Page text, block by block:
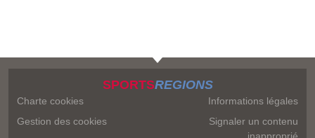
SPORTSREGIONS
Charte cookies
Gestion des cookies
Informations légales
Signaler un contenu